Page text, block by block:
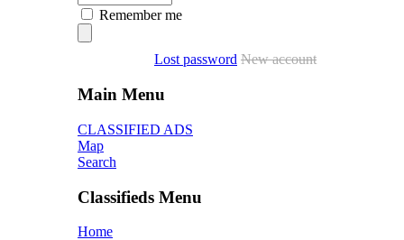
Remember me
Lost password New account
Main Menu
CLASSIFIED ADS
Map
Search
Classifieds Menu
Home